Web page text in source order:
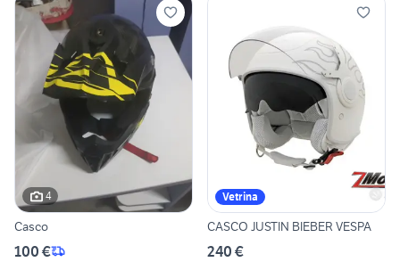
4
Casco
100 €
Vetrina
CASCO JUSTIN BIEBER VESPA
240 €